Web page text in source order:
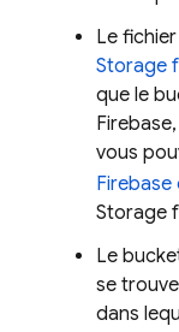
Le
Storage
que le
vous
Firebase
Storage
Le
se
dans